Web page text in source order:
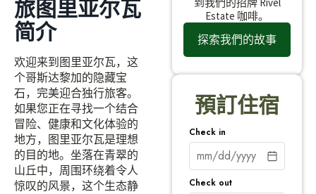
旅图里亚尔瓦
简介
欢迎来到图里亚尔瓦，这
个哥斯达黎加的隐藏宝
石，完美迎合独行旅客。
如果您正在寻找一个结合
冒险、健康和文化体验的
地方，图里亚尔瓦是理想
的目的地。坐落在青翠的
山丘中，周围环绕着令人
惊叹的风景，这个生态静
Estate 咖啡。
探索我們的故事
預訂住宿
Check in
Check out